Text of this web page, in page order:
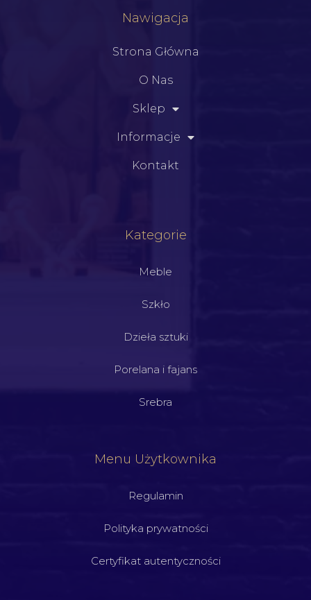
Nawigacja
Strona Główna
O Nas
Sklep
Informacje
Kontakt
Kategorie
Meble
Szkło
Dzieła sztuki
Porelana i fajans
Srebra
Menu Użytkownika
Regulamin
Polityka prywatności
Certyfikat autentyczności